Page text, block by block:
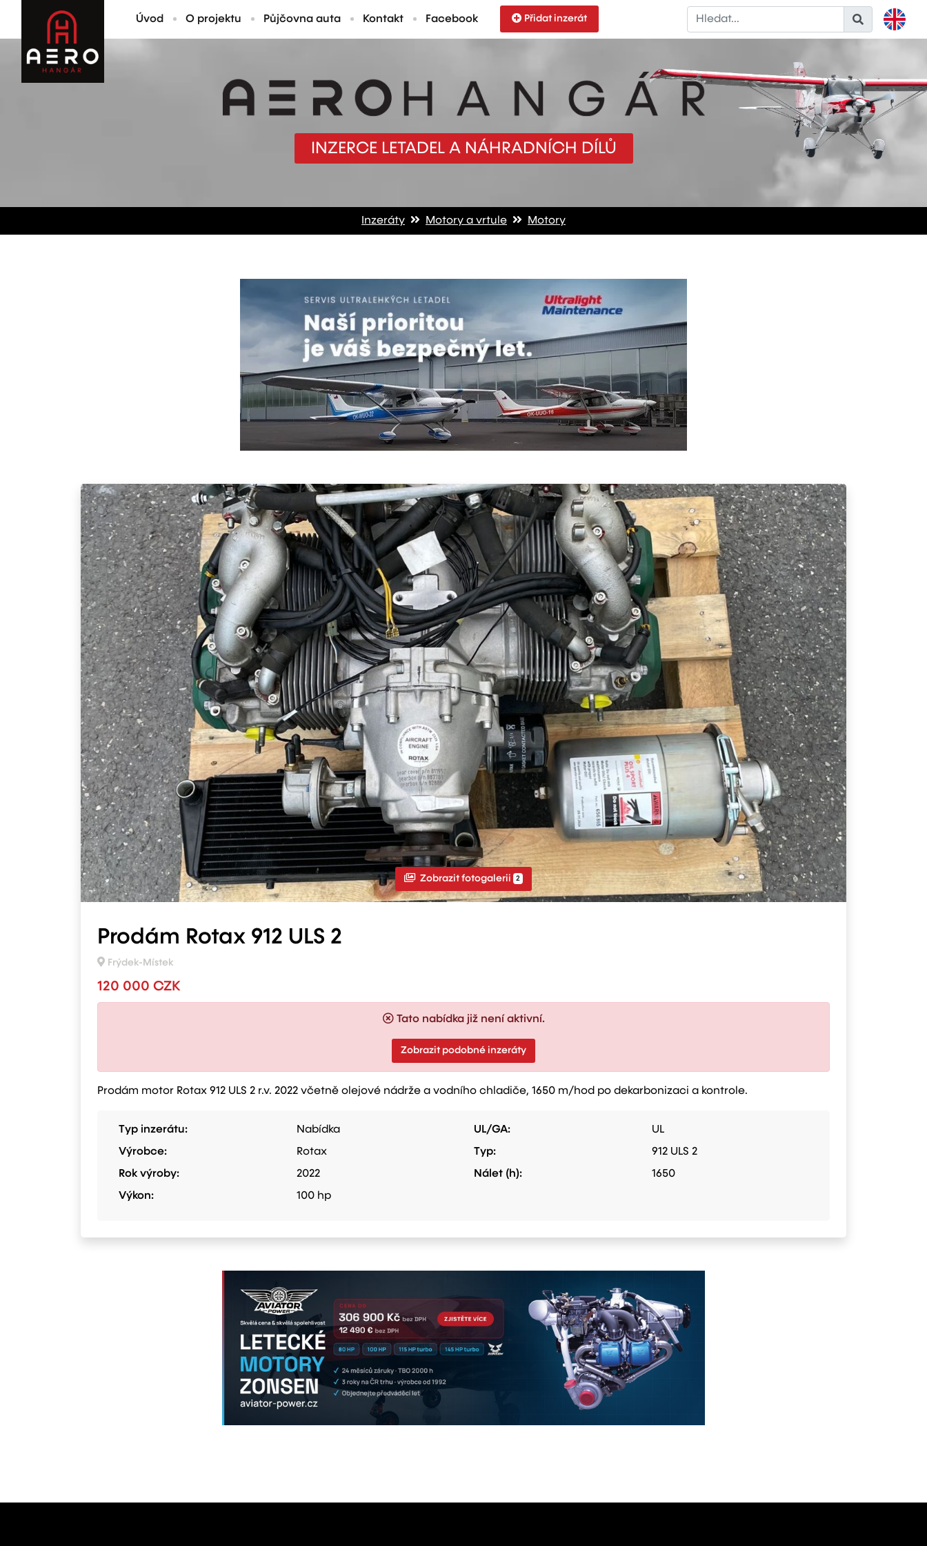
Úvod O projektu Půjčovna auta Kontakt Facebook Přidat inzerát
INZERCE LETADEL A NÁHRADNÍCH DÍLŮ
Inzeráty Motory a vrtule Motory
Zobrazit fotogalerii 2
Prodám Rotax 912 ULS 2
Frýdek-Místek
120 000 CZK
Tato nabídka již není aktivní.
Zobrazit podobné inzeráty
Prodám motor Rotax 912 ULS 2 r.v. 2022 včetně olejové nádrže a vodního chladiče, 1650 m/hod po dekarbonizaci a kontrole.
Typ inzerátu: Nabídka UL/GA:
UL
Výrobce:
Rotax Typ:
912 ULS 2
Rok výroby:
2022 Nálet (h):
1650
Výkon:
100 hp